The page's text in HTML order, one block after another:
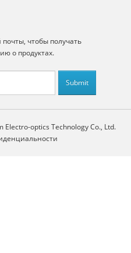
чтобы получать
о продуктах.
optics Technology Co., Ltd.